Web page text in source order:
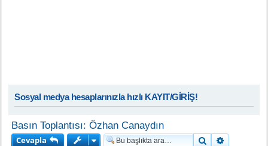
Sosyal medya hesaplarınızla hızlı KAYIT/GİRİŞ!
Basın Toplantısı: Özhan Canaydın
Cevapla
Ara